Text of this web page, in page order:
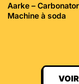
Aarke –
Machine à soda